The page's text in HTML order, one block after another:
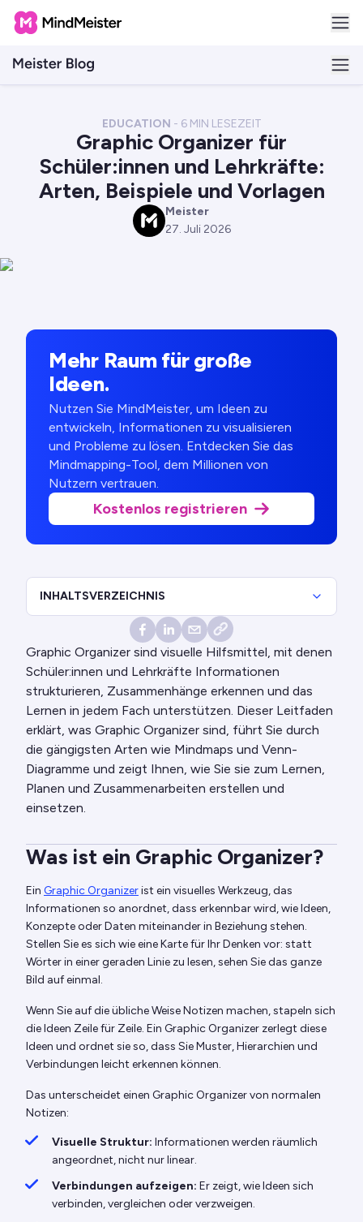
EDUCATION - 6 MIN LESEZEIT
Graphic Organizer für
Schüler:innen und Lehrkräfte:
Arten, Beispiele und Vorlagen
M
Meister
27. Juli 2026
Mehr Raum für große
Ideen.
Nutzen Sie MindMeister, um Ideen zu
entwickeln, Informationen zu visualisieren
und Probleme zu lösen. Entdecken Sie das
Mindmapping-Tool, dem Millionen von
Nutzern vertrauen.
Kostenlos registrieren
INHALTSVERZEICHNIS
Graphic Organizer sind visuelle Hilfsmittel, mit denen
Schüler:innen und Lehrkräfte Informationen
strukturieren, Zusammenhänge erkennen und das
Lernen in jedem Fach unterstützen. Dieser Leitfaden
erklärt, was Graphic Organizer sind, führt Sie durch
die gängigsten Arten wie Mindmaps und Venn-
Diagramme und zeigt Ihnen, wie Sie sie zum Lernen,
Planen und Zusammenarbeiten erstellen und
einsetzen.
Was ist ein Graphic Organizer?
Ein Graphic Organizerist ein visuelles Werkzeug, das
Informationen so anordnet, dass erkennbar wird, wie Ideen,
Konzepte oder Daten miteinander in Beziehung stehen.
Stellen Sie es sich wie eine Karte für Ihr Denken vor: statt
Wörter in einer geraden Linie zu lesen, sehen Sie das ganze
Bild auf einmal.
Wenn Sie auf die übliche Weise Notizen machen, stapeln sich
die Ideen Zeile für Zeile. Ein Graphic Organizer zerlegt diese
Ideen und ordnet sie so, dass Sie Muster, Hierarchien und
Verbindungen leicht erkennen können.
Das unterscheidet einen Graphic Organizer von normalen
Notizen:
Visuelle Struktur: Informationen werden räumlich
angeordnet, nicht nur linear.
Verbindungen aufzeigen: Er zeigt, wie Ideen sich
verbinden, vergleichen oder verzweigen.